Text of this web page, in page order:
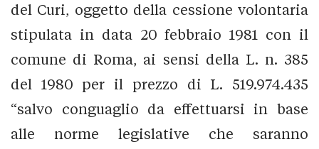
del Curi, oggetto della cessione volontaria
stipulata in data 20 febbraio 1981 con il
comune di Roma, ai sensi della L. n. 385
del 1980 per il prezzo di L. 519.974.435
“salvo conguaglio da effettuarsi in base
alle norme legislative che saranno